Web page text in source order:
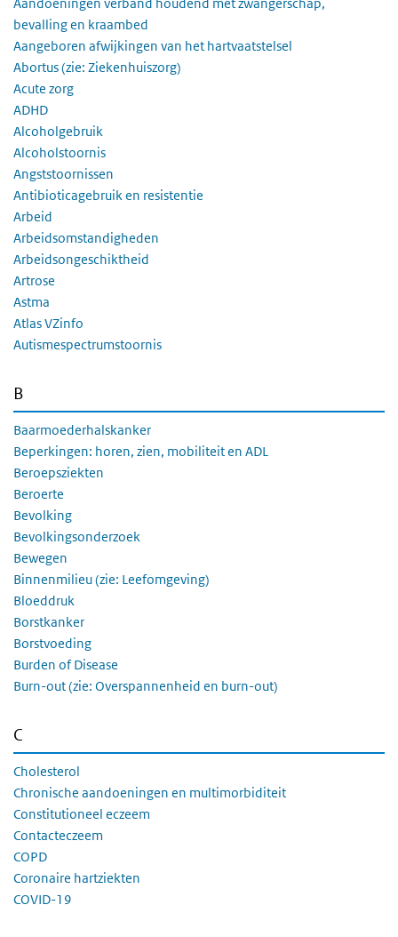
bevalling en kraambed
Aangeboren afwijkingen van het hartvaatstelsel
Abortus (zie: Ziekenhuiszorg)
Acute zorg
ADHD
Alcoholgebruik
Alcoholstoornis
Angststoornissen
Antibioticagebruik en resistentie
Arbeid
Arbeidsomstandigheden
Arbeidsongeschiktheid
Artrose
Astma
Atlas VZinfo
Autismespectrumstoornis
B
Baarmoederhalskanker
Beperkingen: horen, zien, mobiliteit en ADL
Beroepsziekten
Beroerte
Bevolking
Bevolkingsonderzoek
Bewegen
Binnenmilieu (zie: Leefomgeving)
Bloeddruk
Borstkanker
Borstvoeding
Burden of Disease
Burn-out (zie: Overspannenheid en burn-out)
C
Cholesterol
Chronische aandoeningen en multimorbiditeit
Constitutioneel eczeem
Contacteczeem
COPD
Coronaire hartziekten
COVID-19